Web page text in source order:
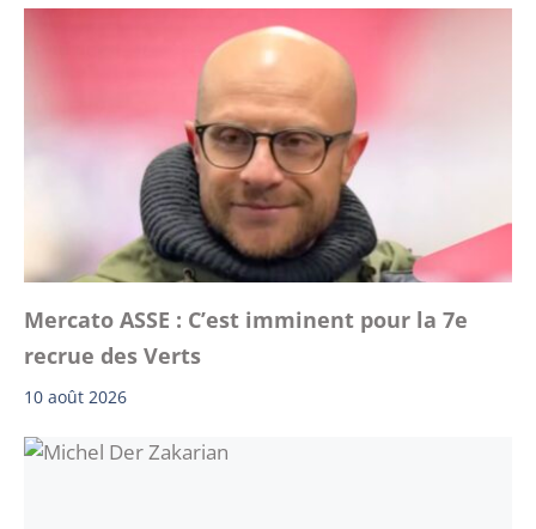
Mercato ASSE : C’est imminent pour la 7e
recrue des Verts
10 août 2026